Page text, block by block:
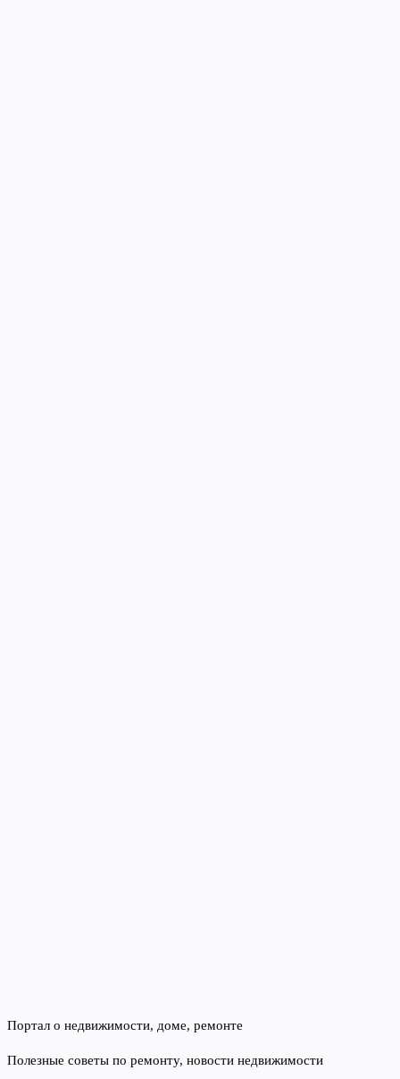
Портал о недвижимости, доме, ремонте
Полезные советы по ремонту, новости недвижимости